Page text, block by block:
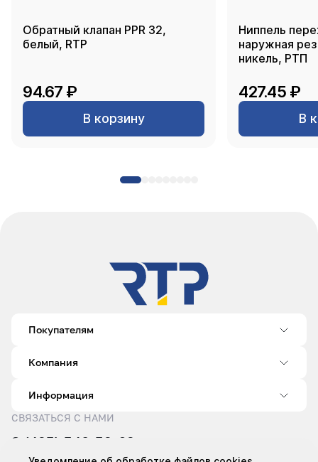
Обратный клапан PPR 32,
белый, RTP
94.67 ₽
В корзину
Ниппель
наружная
никель, РТП
427.45 ₽
В
Покупателям
Компания
Информация
СВЯЗАТЬСЯ С НАМИ
8 (495) 540-52-62